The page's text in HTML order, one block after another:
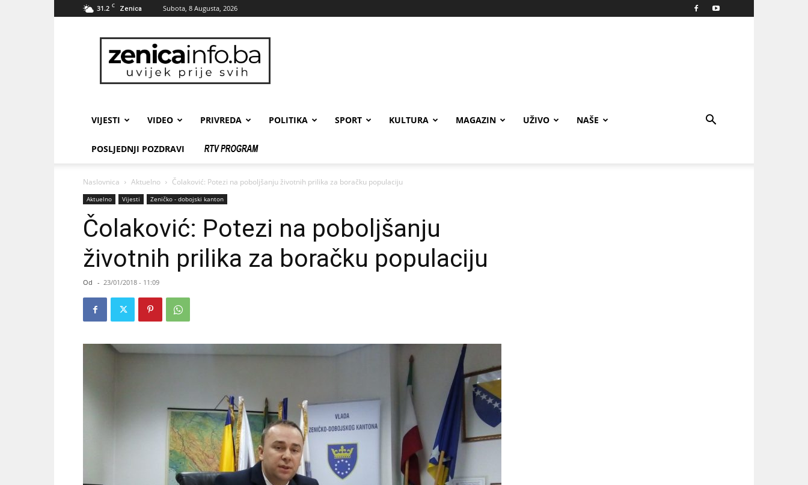
31.2 C Zenica Subota, 8 Augusta, 2026
zenicainfo.ba
VIJESTI VIDEO PRIVREDA POLITIKA SPORT KULTURA MAGAZIN UŽIVO NAŠE
POSLJEDNJI POZDRAVI
Naslovnica Aktuelno Čolaković: Potezi na poboljšanju životnih prilika za boračku populaciju
Aktuelno Vijesti Zeničko - dobojski kanton
Čolaković: Potezi na poboljšanju
životnih prilika za boračku populaciju
Od - 23/01/2018 - 11:09